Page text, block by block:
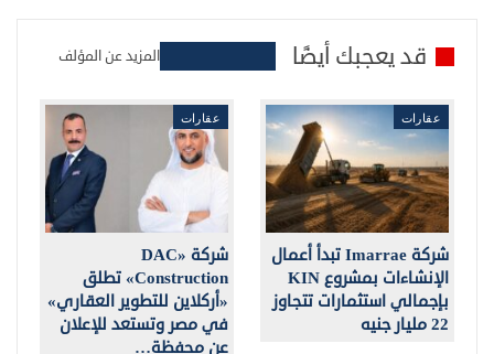
قد يعجبك أيضًا المزيد عن المؤلف
عقارات
شركة Imarrae تبدأ أعمال
الإنشاءات بمشروع KIN
بإجمالي استثمارات تتجاوز
22 مليار جنيه
عقارات
شركة «DAC
Construction» تطلق
«أركلاين للتطوير العقاري»
في مصر وتستعد للإعلان
عن محفظة…